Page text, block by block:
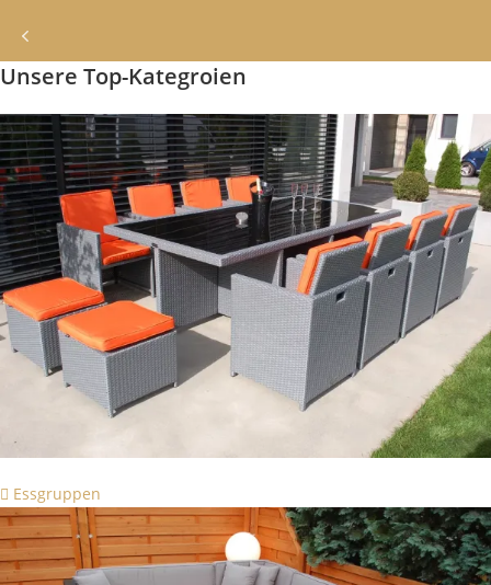
Unsere Top-Kategroien
Essgruppen